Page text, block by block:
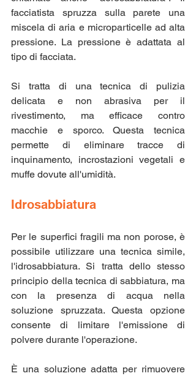
facciatista spruzza sulla parete una
miscela di aria e microparticelle ad alta
pressione. La pressione è adattata al
tipo di facciata.
Si tratta di una tecnica di pulizia
delicata e non abrasiva per il
rivestimento, ma efficace contro
macchie e sporco. Questa tecnica
permette di eliminare tracce di
inquinamento, incrostazioni vegetali e
muffe dovute all'umidità.
Idrosabbiatura
Per le superfici fragili ma non porose, è
possibile utilizzare una tecnica simile,
l'idrosabbiatura. Si tratta dello stesso
principio della tecnica di sabbiatura, ma
con la presenza di acqua nella
soluzione spruzzata. Questa opzione
consente di limitare l'emissione di
polvere durante l'operazione.
È una soluzione adatta per rimuovere